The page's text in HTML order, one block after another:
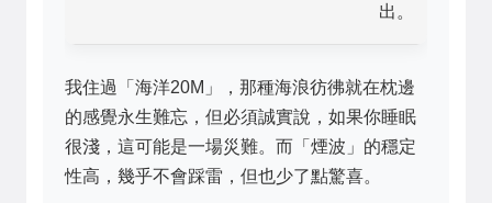
出。
我住過「海洋20M」，那種海浪彷彿就在枕邊
的感覺永生難忘，但必須誠實說，如果你睡眠
很淺，這可能是一場災難。而「煙波」的穩定
性高，幾乎不會踩雷，但也少了點驚喜。